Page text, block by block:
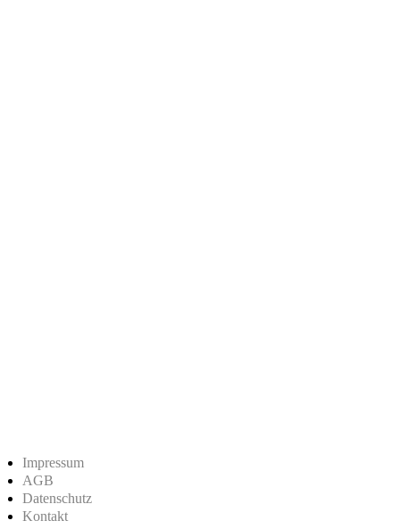
Impressum
AGB
Datenschutz
Kontakt